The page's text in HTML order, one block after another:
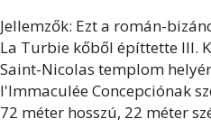
Jellemzők: Ezt a román-
La Turbie kőből építtette III.
Saint-Nicolas templom
l'Immaculée Concepciónak
72 méter hosszú, 22 méter